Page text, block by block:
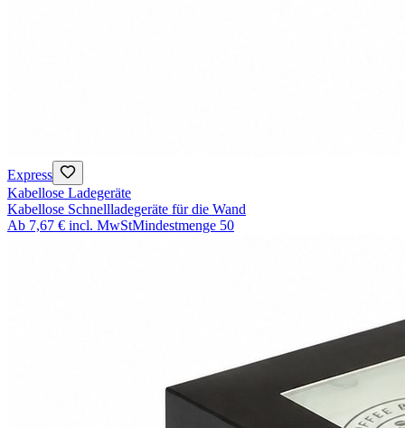
Express
Kabellose Ladegeräte
Kabellose Schnellladegeräte für die Wand
Ab 7,67 € incl. MwStMindestmenge 50